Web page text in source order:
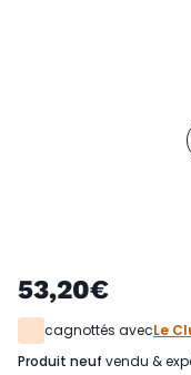
53,20€
cagnottés avecLe
produit neuf vendu &